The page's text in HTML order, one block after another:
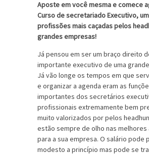
Aposte em você mesma e comece
Curso de secretariado Executivo,
profissões mais caçadas pelos
grandes empresas!
Já pensou em ser um braço direito
importante executivo de uma
Já vão longe os tempos em que
e organizar a agenda eram as
importantes dos secretários
profissionais extremamente bem
muito valorizados por pelos
estão sempre de olho nas melhores
para a sua empresa. O salário pode
modesto a princípio mas pode se